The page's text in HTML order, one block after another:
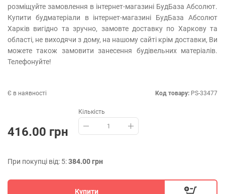
розміщуйте замовлення в інтернет-магазині БудБаза Абсолют.
Купити будматеріали в інтернет-магазині БудБаза Абсолют
Харків вигідно та зручно, замовте доставку по Харкову та
області, не виходячи з дому, на нашому сайті крім доставки, Ви
можете також замовити занесення будівельних матеріалів.
Телефонуйте!
Є в наявності Код товару: PS-33477
416.00 грн
Кількість
При покупці від: 5:384.00 грн
Купити